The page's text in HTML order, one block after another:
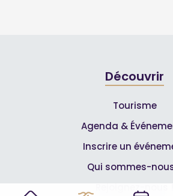
Découvrir
Tourisme
Agenda &
Inscrire un
Qui sommes-
Rejoignez-nous !